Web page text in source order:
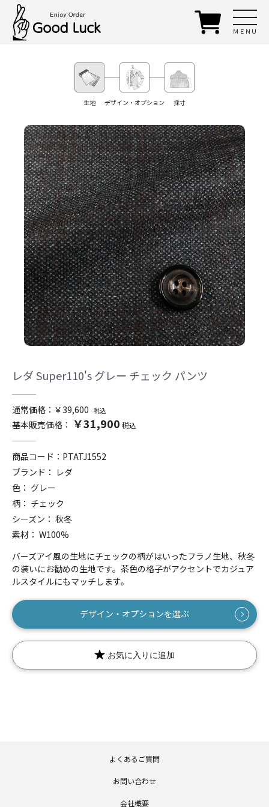
ＭＥＮＵ
生地 デザイン・オプション 採寸
レダ Super110's グレー チェック パンツ
通常価格：￥39,600 税込
基本販売価格： ￥31,900 税込
商品コード： PTATJ1552
ブランド： レダ
色： グレー
柄： チェック
シーズン： 秋冬
素材： W100%
バーズアイ風の生地にチェックの柄がはいったフラノ生地、秋冬
の装いにお勧めの生地です。茶色の格子がアクセントでカジュア
ルスタイルにもマッチします。
数量
デザイン・オプションを選ぶ
お気に入りに追加
よくあるご質問
お問い合わせ
会社概要